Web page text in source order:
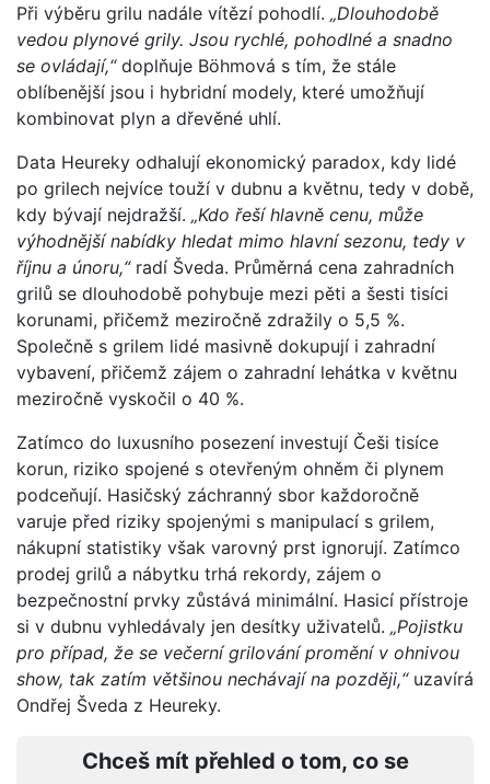
Při výběru grilu nadále vítězí pohodlí. „Dlouhodobě
vedou plynové grily. Jsou rychlé, pohodlné a snadno
se ovládají,“ doplňuje Böhmová s tím, že stále
oblíbenější jsou i hybridní modely, které umožňují
kombinovat plyn a dřevěné uhlí.
Data Heureky odhalují ekonomický paradox, kdy lidé
po grilech nejvíce touží v dubnu a květnu, tedy v době,
kdy bývají nejdražší. „Kdo řeší hlavně cenu, může
výhodnější nabídky hledat mimo hlavní sezonu, tedy v
říjnu a únoru,“radí Šveda. Průměrná cena zahradních
grilů se dlouhodobě pohybuje mezi pěti a šesti tisíci
korunami, přičemž meziročně zdražily o 5,5 %.
Společně s grilem lidé masivně dokupují i zahradní
vybavení, přičemž zájem o zahradní lehátka v květnu
meziročně vyskočil o 40 %.
Zatímco do luxusního posezení investují Češi tisíce
korun, riziko spojené s otevřeným ohněm či plynem
podceňují. Hasičský záchranný sbor každoročně
varuje před riziky spojenými s manipulací s grilem,
nákupní statistiky však varovný prst ignorují. Zatímco
prodej grilů a nábytku trhá rekordy, zájem o
bezpečnostní prvky zůstává minimální. Hasicí přístroje
si v dubnu vyhledávaly jen desítky uživatelů. „Pojistku
pro případ, že se večerní grilování promění v ohnivou
show, tak zatím většinou nechávají na později,“ uzavírá
Ondřej Šveda z Heureky.
Chceš mít přehled o tom, co se